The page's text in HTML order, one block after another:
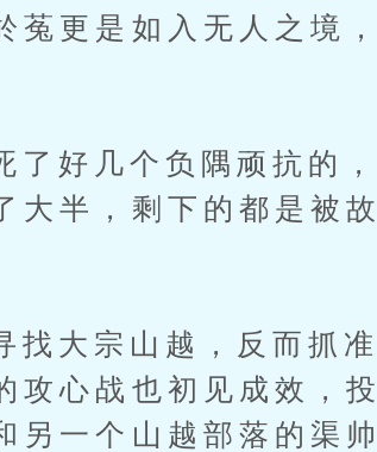
更是如入无人之境，
好几个负隅顽抗的，
大半，剩下的都是被故
大宗山越，反而抓准
攻心战也初见成效，投
另一个山越部落的渠帅